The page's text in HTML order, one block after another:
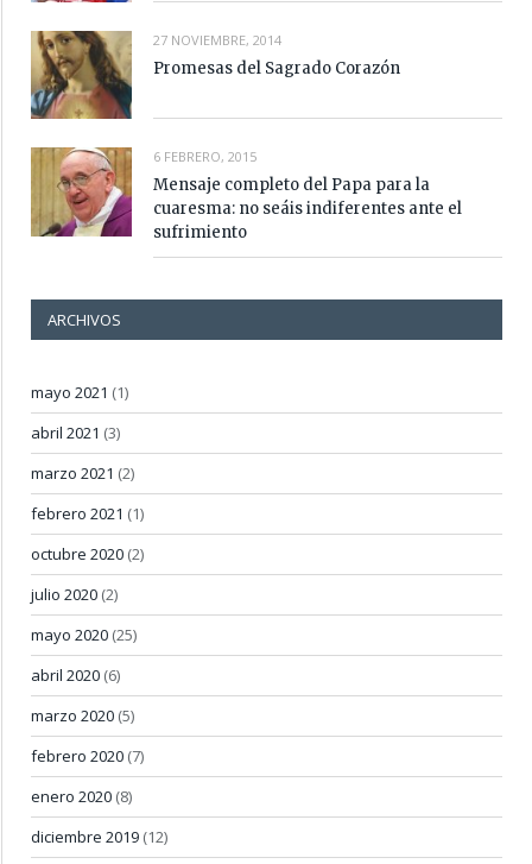
27 NOVIEMBRE, 2014
Promesas del Sagrado Corazón
6 FEBRERO, 2015
Mensaje completo del Papa para la
cuaresma: no seáis indiferentes ante el
sufrimiento
ARCHIVOS
mayo 2021 (1)
abril 2021 (3)
marzo 2021 (2)
febrero 2021 (1)
octubre 2020 (2)
julio 2020 (2)
mayo 2020 (25)
abril 2020 (6)
marzo 2020 (5)
febrero 2020 (7)
enero 2020 (8)
diciembre 2019 (12)